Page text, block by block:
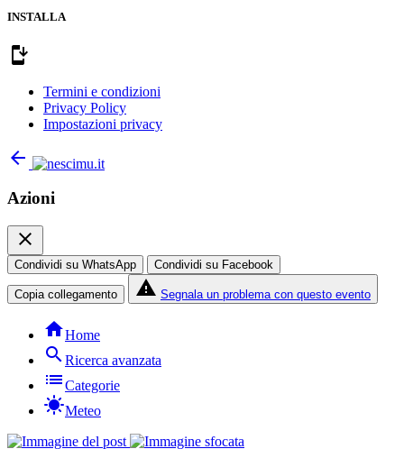
INSTALLA
install_mobile
Termini e condizioni
Privacy Policy
Impostazioni privacy
arrow_back
Azioni
close
Condividi su WhatsApp Condividi su Facebook
Copia collegamento report_problem Segnala un problema con questo evento
homeHome
searchRicerca avanzata
listCategorie
sunnyMeteo